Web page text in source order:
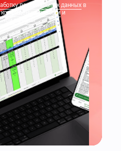
персональных данных в
и
оферты